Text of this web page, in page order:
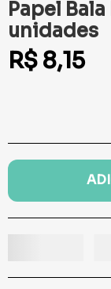
Papel
unidades
R$ 8,15